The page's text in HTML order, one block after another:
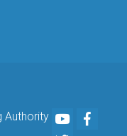
Authority
Youtube